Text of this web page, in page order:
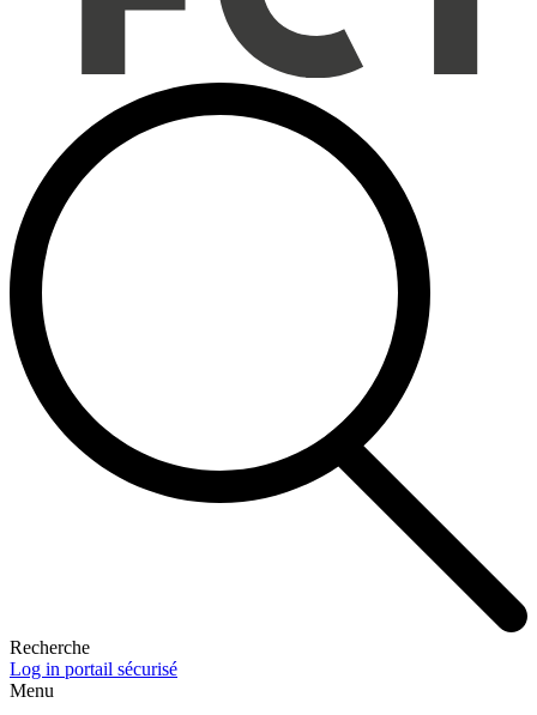
Recherche
Log in portail sécurisé
Menu